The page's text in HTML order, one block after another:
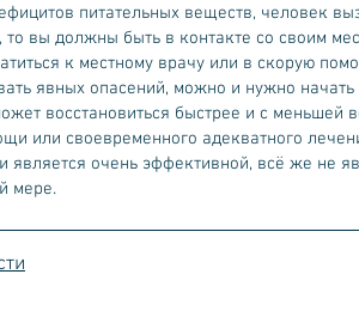
питательных веществ, человек
вы должны быть в контакте со своим
к местному врачу или в скорую
явных опасений, можно и нужно
восстановиться быстрее и с меньшей
или своевременного адекватного
является очень эффективной, всё же не
мере.